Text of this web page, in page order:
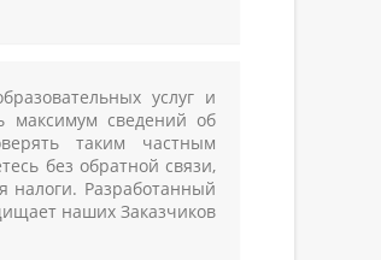
услуг и
максимум сведений об
таким частным
без обратной связи,
налоги. Разработанный
наших Заказчиков